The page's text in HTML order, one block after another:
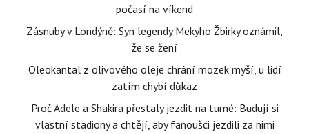
počasí na víkend
Zásnuby v Londýně: Syn legendy Mekyho Žbirky oznámil,
že se žení
Oleokantal z olivového oleje chrání mozek myší, u lidí
zatím chybí důkaz
Proč Adele a Shakira přestaly jezdit na turné: Budují si
vlastní stadiony a chtějí, aby fanoušci jezdili za nimi